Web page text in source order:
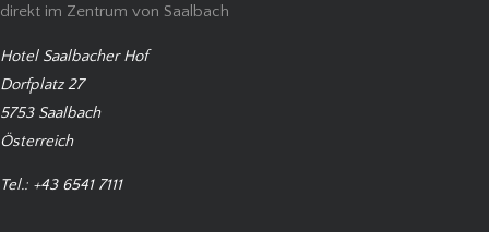
direkt im Zentrum von Saalbach
Hotel Saalbacher Hof
Dorfplatz 27
5753 Saalbach
Österreich
Tel.: +43 6541 7111